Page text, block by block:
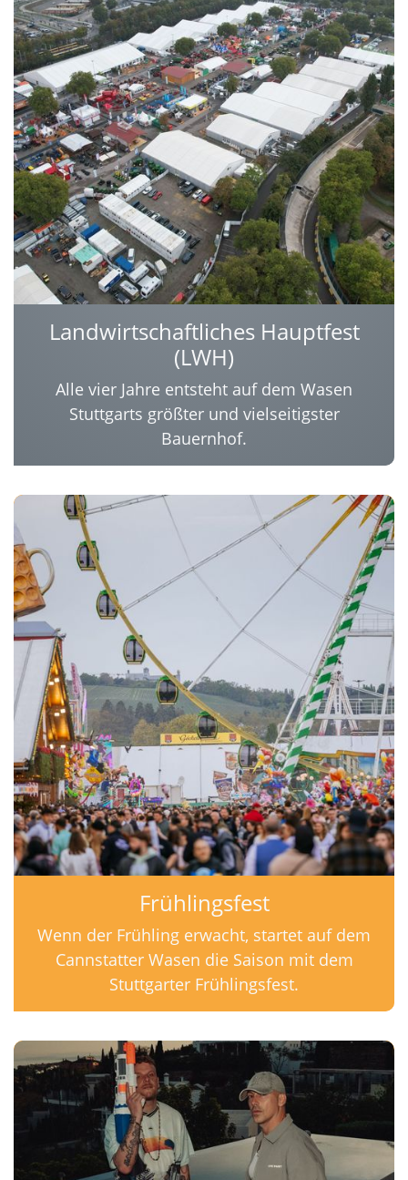
Landwirtschaftliches Hauptfest
(LWH)
Alle vier Jahre entsteht auf dem Wasen
Stuttgarts größter und vielseitigster
Bauernhof.
Frühlingsfest
Wenn der Frühling erwacht, startet auf dem
Cannstatter Wasen die Saison mit dem
Stuttgarter Frühlingsfest.